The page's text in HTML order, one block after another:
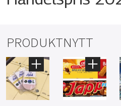
PRODUKTNYTT